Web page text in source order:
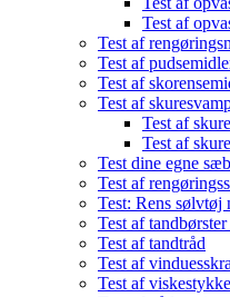
Test af
Test af
Test af
Test af
Test af
Test af
Test af
Test dine egne
Test af
Test: Rens sølvtøj
Test af
Test af tandtråd
Test af
Test af